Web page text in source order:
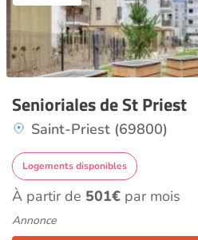
Senioriales de St Priest
Saint-Priest (69800)
Logements disponibles
À partir de 501€ par mois
Annonce